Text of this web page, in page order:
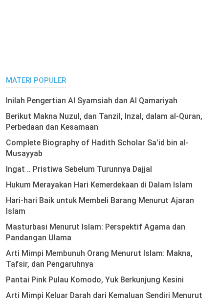
MATERI POPULER
Inilah Pengertian Al Syamsiah dan Al Qamariyah
Berikut Makna Nuzul, dan Tanzil, Inzal, dalam al-Quran,
Perbedaan dan Kesamaan
Complete Biography of Hadith Scholar Sa'id bin al-
Musayyab
Ingat .. Pristiwa Sebelum Turunnya Dajjal
Hukum Merayakan Hari Kemerdekaan di Dalam Islam
Hari-hari Baik untuk Membeli Barang Menurut Ajaran
Islam
Masturbasi Menurut Islam: Perspektif Agama dan
Pandangan Ulama
Arti Mimpi Membunuh Orang Menurut Islam: Makna,
Tafsir, dan Pengaruhnya
Pantai Pink Pulau Komodo, Yuk Berkunjung Kesini
Arti Mimpi Keluar Darah dari Kemaluan Sendiri Menurut